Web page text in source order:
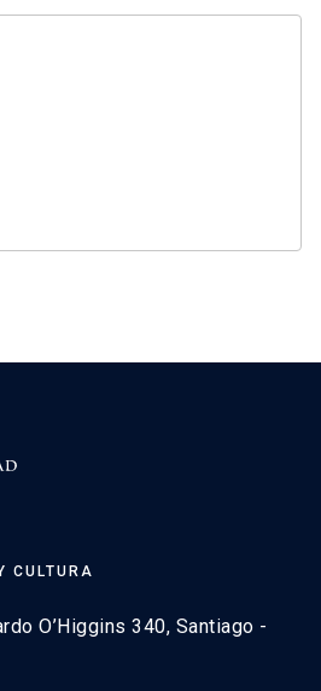
CULTURA
O’Higgins 340, Santiago -